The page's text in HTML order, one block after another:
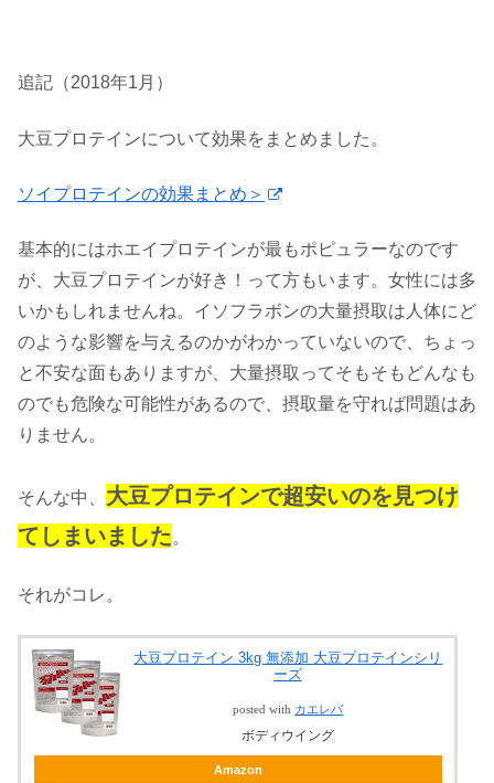
追記（2018年1月）
大豆プロテインについて効果をまとめました。
ソイプロテインの効果まとめ＞
基本的にはホエイプロテインが最もポピュラーなのです
が、大豆プロテインが好き！って方もいます。女性には多
いかもしれませんね。イソフラボンの大量摂取は人体にど
のような影響を与えるのかがわかっていないので、ちょっ
と不安な面もありますが、大量摂取ってそもそもどんなも
のでも危険な可能性があるので、摂取量を守れば問題はあ
りません。
そんな中、 大豆プロテインで超安いのを見つけ
てしまいました。
それがコレ。
大豆プロテイン 3kg 無添加 大豆プロテインシリ
ーズ
posted with カエレバ
ボディウイング
Amazon